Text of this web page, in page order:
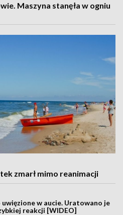
Maszyna stanęła w ogniu
zmarł mimo reanimacji
uwięzione w aucie. Uratowano je
reakcji [WIDEO]